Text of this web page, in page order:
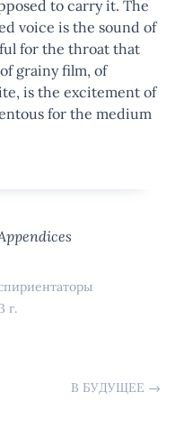
to carry it. The
voice is the sound of
for the throat that
grainy film, of
is the excitement of
for the medium
г.
В БУДУЩЕЕ →